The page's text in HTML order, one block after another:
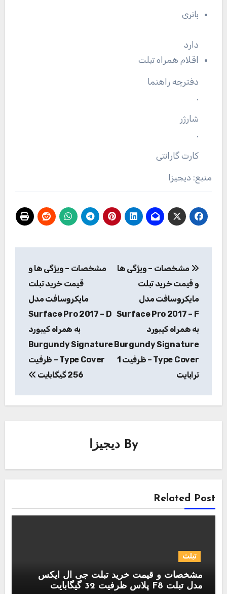
باتری
دارد
اقلام همراه تبلت
دفترچه‌ راهنما
,
شارژر
,
کارت گارانتی
منبع: دیجیزا
نوشته
مشخصات – ویژگی ها
و قیمت خرید تبلت
مایکروسافت مدل
Surface Pro 2017 – F
به همراه کیبورد
Burgundy Signature
Type Cover – ظرفیت 1
ترابایت
مشخصات – ویژگی ها و
قیمت خرید تبلت
مایکروسافت مدل
Surface Pro 2017 – D
به همراه کیبورد
Burgundy Signature
Type Cover – ظرفیت
256 گیگابایت
By دیجیزا
Related Post
تبلت
مشخصات و قیمت خرید تبلت جی ال ایکس
مدل تبلت F8 پلاس ظرفیت 32 گیگابایت